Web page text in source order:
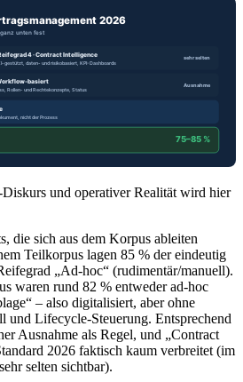
und operativer Realität wird hier
die sich aus dem Korpus ableiten
Teilkorpus lagen 85 % der eindeutig
„Ad-hoc“ (rudimentär/manuell).
waren rund 82 % entweder ad-hoc
– also digitalisiert, aber ohne
und Lifecycle-Steuerung. Entsprechend
Ausnahme als Regel, und „Contract
2026 faktisch kaum verbreitet (im
selten sichtbar).